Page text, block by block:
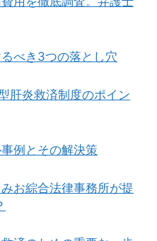
べき3つの落とし穴
肝炎救済制度のポイン
例とその解決策
お綜合法律事務所が提